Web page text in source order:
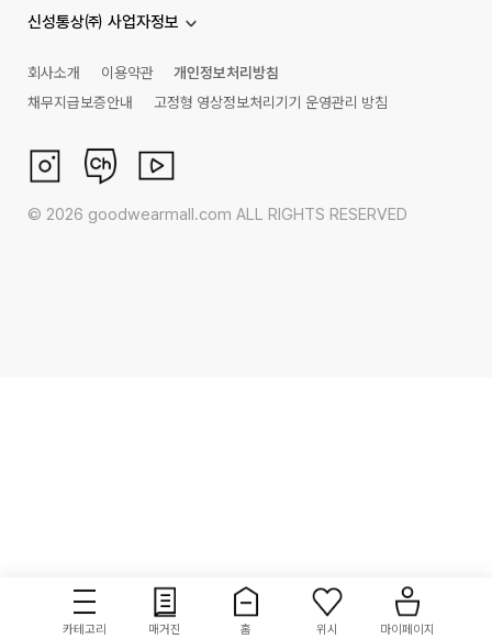
카테고리 매거진 홈 위시 마이페이지
신성통상㈜ 사업자정보
회사소개 이용약관
개인정보처리방침
채무지급보증안내
고정형 영상정보처리기기 운영관리 방침
© 2026 goodwearmall.com ALL RIGHTS RESERVED